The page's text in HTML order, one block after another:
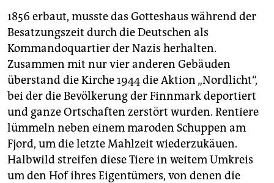
1856 erbaut, musste das Gotteshaus während der
Besatzungszeit durch die Deutschen als
Kommandoquartier der Nazis herhalten.
Zusammen mit nur vier anderen Gebäuden
überstand die Kirche 1944 die Aktion „Nordlicht“,
bei der die Bevölkerung der Finnmark deportiert
und ganze Ortschaften zerstört wurden. Rentiere
lümmeln neben einem maroden Schuppen am
Fjord, um die letzte Mahlzeit wiederzukäuen.
Halbwild streifen diese Tiere in weitem Umkreis
um den Hof ihres Eigentümers, von denen die